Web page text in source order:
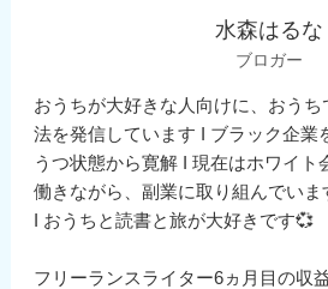
水森はるな
ブロガー
おうちが大好きな人向けに、おう
法を発信しています I ブラック企業
うつ状態から寛解 I 現在はホワイト
働きながら、副業に取り組んでい
I おうちと読書と旅が大好きです💞
フリーランスライター6ヵ月目の収